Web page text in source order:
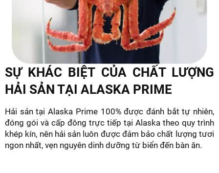
SỰ KHÁC BIỆT CỦA CHẤT LƯỢNG
HẢI SẢN TẠI ALASKA PRIME
Hải sản tại Alaska Prime 100% được đánh bắt tự nhiên,
đóng gói và cấp đông trực tiếp tại Alaska theo quy trình
khép kín, nên hải sản luôn được đảm bảo chất lượng tươi
ngon nhất, vẹn nguyên dinh dưỡng từ biển đến bàn ăn.